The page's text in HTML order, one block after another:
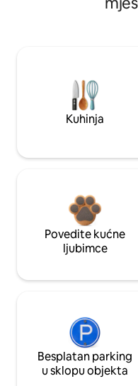
Kuhinja
Povedite kućne
ljubimce
Besplatan parking
u sklopu objekta